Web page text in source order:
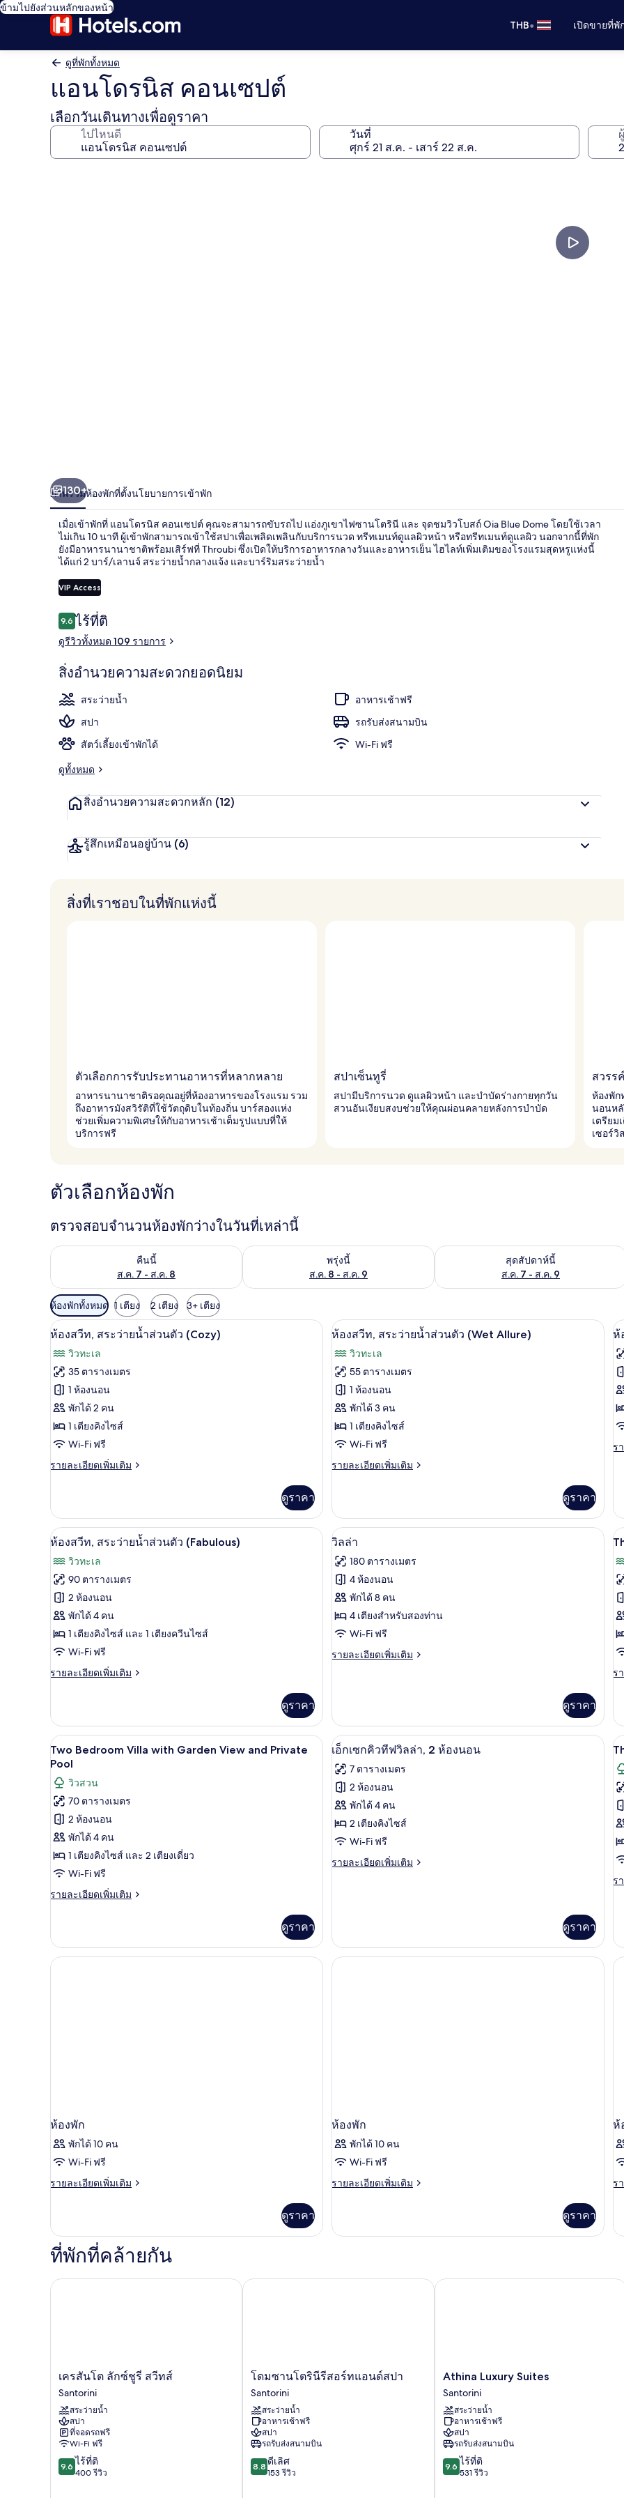
ข้ามไปยังส่วนหลักของหน้า
THB• เปิดขายที่
ดูที่พักทั้งหมด
แอนโดรนิส คอนเซปต์
เลือกวันเดินทางเพื่อดูราคา
ไปไหนดี วันที่
130+
ภาพรวมห้องพักที่ตั้งนโยบายการเข้าพัก
เมื่อเข้าพักที่ แอนโดรนิส คอนเซปต์ คุณจะสามารถขับรถไป แอ่งภูเขาไฟซานโตรินี และ จุดชมวิวโบสถ์ Oia Blue Dome โดยใช้เวลา
ไม่เกิน 10 นาที ผู้เข้าพักสามารถเข้าใช้สปาเพื่อเพลิดเพลินกับบริการนวด ทรีทเมนท์ดูแลผิวหน้า หรือทรีทเมนท์ดูแลผิว นอกจากนี้ที่พัก
ยังมีอาหารนานาชาติพร้อมเสิร์ฟที่ Throubi ซึ่งเปิดให้บริการอาหารกลางวันและอาหารเย็น ไฮไลท์เพิ่มเติมของโรงแรมสุดหรูแห่งนี้
ได้แก่ 2 บาร์/เลานจ์ สระว่ายน้ำกลางแจ้ง และบาร์ริมสระว่ายน้ำ
VIP Access
รีวิว
9.69.6 จาก 10
ไร้ที่ติ
ดูรีวิวทั้งหมด 109 รายการ
สิ่งอำนวยความสะดวกยอดนิยม
สระว่ายน้ำ
อาหารเช้าฟรี
สปา
รถรับส่งสนามบิน
สัตว์เลี้ยงเข้าพักได้
Wi-Fi ฟรี
ดูทั้งหมด
สิ่งอำนวยความสะดวกหลัก (12)
รู้สึกเหมือนอยู่บ้าน (6)
สิ่งที่เราชอบในที่พักแห่งนี้
ตัวเลือกการรับประทานอาหารที่หลากหลาย
อาหารนานาชาติรอคุณอยู่ที่ห้องอาหารของโรงแรม รวม
ถึงอาหารมังสวิรัติที่ใช้วัตถุดิบในท้องถิ่น บาร์สองแห่ง
ช่วยเพิ่มความพิเศษให้กับอาหารเช้าเต็มรูปแบบที่ให้
บริการฟรี
สปาเซ็นทูรี่
สปามีบริการนวด ดูแลผิวหน้า และบำบัดร่างกายทุกวัน
สวนอันเงียบสงบช่วยให้คุณผ่อนคลายหลังการบำบัด
สวรร
ห้องพัก
นอนห
เตรียม
เซอร์วิ
ตัวเลือกห้องพัก
ตรวจสอบจำนวนห้องพักว่างในวันที่เหล่านี้
คืนนี้
ส.ค. 7 - ส.ค. 8
ตรวจสอบจำนวนห้องพักว่างในคืนนี้ ส.ค. 7 - ส.ค. 8
พรุ่งนี้
ส.ค. 8 - ส.ค. 9
ตรวจสอบจำนวนห้องพักว่างในพรุ่งนี้ ส.ค. 8 - ส.ค. 9
สุดสัปดาห์นี้
ส.ค. 7 - ส.ค. 9
ตรวจสอบจำนวนห้องพักว่างในสุดสัปด
ตัว
กรอง
ที่
มี
ให้
สำหรับ
ห้อง
พัก
ห้องพักทั้งหมด 1 เตียง 2 เตียง 3+ เตียง
เปิด
ภาพถ่าย
ทั้งหมด
ของ
ห้อง
สวีท,
สระ
ว่าย
ส่วน
ตัว
(Cozy)
ห้องสวีท, สระว่ายน้ำส่วนตัว (Cozy) | เครื่องนอนระดับพรีเมียม, มินิบาร์, ตู้นิรภัยในห้องพัก, เตารีด/โต๊ะรีดผ้า
7
ห้องสวีท, สระว่ายน้ำส่วนตัว (Cozy)
วิวทะเล
35 ตารางเมตร
1 ห้องนอน
พักได้ 2 คน
1 เตียงคิงไซส์
Wi-Fi ฟรี
รายละเอียดเพิ่มเติม
ราย
เกี่ยว
กับ
ห้อง
ท,
สระ
ว่าย
น้ำ
ส่วน
ตัว
(Cozy)
ดูราคา
เปิด
ภาพถ่าย
ทั้งหมด
ของ
ห้อง
สวีท,
สระ
ว่าย
ส่วน
ตัว
(Wet
Allure)
ห้องสวีท, สระว่ายน้ำส่วนตัว (Wet
7
ห้องสวีท, สระว่ายน้ำส่วนตัว (Wet Allure)
วิวทะเล
55 ตารางเมตร
1 ห้องนอน
พักได้ 3 คน
1 เตียงคิงไซส์
Wi-Fi ฟรี
รายละเอียดเพิ่มเติม
ราย
เกี่ยว
กับ
ห้อง
ท,
สระ
ว่าย
น้ำ
ส่วน
ตัว
(Wet
Allure)
ดูราคา
เ
ส
ส่
ตั
ห้
ร
ร
กับ
ห้
สวี
ท,
ส
ว่
น้ำ
ส่
ตัว
เปิด
ภาพถ่าย
ทั้งหมด
ของ
ห้อง
สวีท,
สระ
ว่าย
ส่วน
ตัว
(Fabulous)
ห้องสวีท, สระว่ายน้ำส่วนตัว (Fabulous) | เครื่องนอนระดับพรีเมียม, มินิบาร์, ตู้นิรภัยในห้องพัก, เตารีด/โต๊ะรีดผ้า
13
ห้องสวีท, สระว่ายน้ำส่วนตัว (Fabulous)
วิวทะเล
90 ตารางเมตร
2 ห้องนอน
พักได้ 4 คน
1 เตียงคิงไซส์ และ 1 เตียงควีนไซส์
Wi-Fi ฟรี
รายละเอียดเพิ่มเติม
ราย
เกี่ยว
กับ
ห้อง
สวี
สระ
ว่าย
น้ำ
ส่วน
ตัว
(Fabulous)
ดูราคา
เปิด
ภาพถ่าย
ทั้งหมด
ของ
วิลล่า
วิลล่า | เครื่องนอนระดับพรีเมียม, มินิบ
13
วิลล่า
180 ตารางเมตร
4 ห้องนอน
พักได้ 8 คน
4 เตียงสำหรับสองท่าน
Wi-Fi ฟรี
รายละเอียดเพิ่มเติม
ราย
กับ
วิลล่า
ดูราคา
เ
ร
ร
เกี่
กับ
เปิด
ภาพถ่าย
ทั้งหมด
ของ
Two
Bedroom
Villa
with
Garden
View
Private
Pool
Two Bedroom Villa with Garden View and Private Pool | เครื่องนอนระดับพรีเมียม, มินิบาร์, ตู้นิรภัยในห้องพัก,
5
Two Bedroom Villa with Garden View and Private
Pool
วิวสวน
70 ตารางเมตร
2 ห้องนอน
พักได้ 4 คน
1 เตียงคิงไซส์ และ 2 เตียงเดี่ยว
Wi-Fi ฟรี
รายละเอียดเพิ่มเติม
ราย
เกี่ยว
กับ
Two
ดูราคา
เปิด
ภาพถ่าย
ทั้งหมด
ของ
เอ็ก
เซก
คิว
ห้อง
นอน
เอ็กเซกคิวทีฟวิลล่า, 2 ห้องนอน | วิวทะเ
18
เอ็กเซกคิวทีฟวิลล่า, 2 ห้องนอน
7 ตารางเมตร
2 ห้องนอน
พักได้ 4 คน
2 เตียงคิงไซส์
Wi-Fi ฟรี
รายละเอียดเพิ่มเติม
ราย
เอ็ก
เซก
คิว
ดูราคา
เ
ร
ร
กับ
ห้องพัก
พักได้ 10 คน
Wi-Fi ฟรี
รายละเอียดเพิ่มเติม
ราย
เกี่ยว
กับ
ห้อง
ดูราคา
ห้องพัก
พักได้ 10 คน
Wi-Fi ฟรี
รายละเอียดเพิ่มเติม
ราย
เกี่ยว
ดูราคา
ห้
ร
ร
เกี่
ที่พักที่คล้ายกัน
เค
รสัน
โต
ลัก
ซ์
ชู
รี่
สวี
ทส์
เครสันโต ลักซ์ชูรี่ สวีทส์
Santorini
สระว่ายน้ำ
สปา
ที่จอดรถฟรี
Wi-Fi ฟรี
9.6
จาก
9.6 ไร้ที่ติ
400 รีวิว
เครสันโต ลักซ์ชูรี่ สวีทส์
โดม
ซาน
โต
ริ
นี
รี
สอร์ท
แอนด์
สปา
โดมซานโตรินีรีสอร์ทแอนด์สปา
Santorini
สระว่ายน้ำ
อาหารเช้าฟรี
สปา
รถรับส่งสนามบิน
8.8
จาก
8.8 ดีเลิศ
153 รีวิว
โดมซานโตรินีรีสอร์ทแอนด์สปา
Athina
Luxury
Suites
Santorini
Athina Luxury Suites
Santorini
สระว่ายน้ำ
อาหารเช้าฟรี
สปา
รถรับส่งสนามบิน
9.6
จาก
9.6 ไร้ที่ติ
531 รีวิว
Athina Luxury Suites